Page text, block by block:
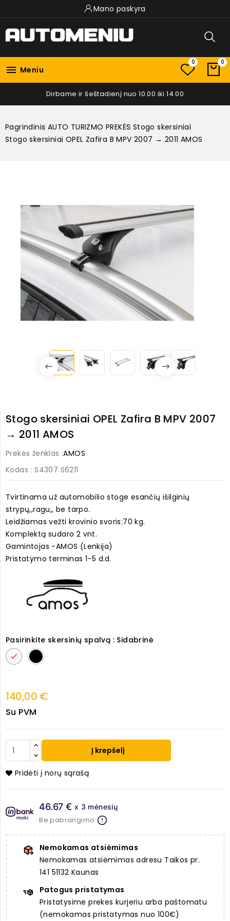
Mano paskyra
 Meniu
0 0
Dirbame ir šeštadienį nuo 10.00 iki 14.00
Pagrindinis AUTO TURIZMO PREKĖS Stogo skersiniai
Stogo skersiniai OPEL Zafira B MPV 2007 → 2011 AMOS
Stogo skersiniai OPEL Zafira B MPV 2007
→ 2011 AMOS
Prekės ženklas :AMOS
Kodas : S4307 S6211
Tvirtinama už automobilio stoge esančių išilginių
strypų,,ragu,, be tarpo.
Leidžiamas vežti krovinio svoris:70 kg.
Komplektą sudaro 2 vnt.
Gamintojas -AMOS (Lenkija)
Pristatymo terminas 1-5 d.d.
Pasirinkite skersinių spalvą : Sidabrinė
SidabrinėJuoda
140,00 €
Su PVM
Į krepšelį
Pridėti į norų sąrašą
46.67 € x 3 mėnesių
Be pabrangimo
Nemokamas atsiėmimas
Nemokamas atsiėmimas adresu Taikos pr.
141 51132 Kaunas
Patogus pristatymas
Pristatysime prekes kurjeriu arba paštomatu
(nemokamas pristatymas nuo 100€)